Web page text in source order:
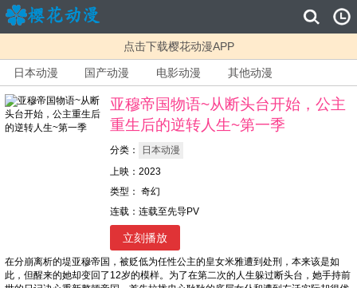
点击下载樱花动漫APP
日本动漫 国产动漫 电影动漫 其他动漫
亚穆帝国物语~从断头台开始，公主
重生后的逆转人生~第一季
分类：
日本动漫
上映：2023
类型： 奇幻
连载：连载至先导PV
立刻播放
在分崩离析的堤亚穆帝国，被贬低为任性公主的皇女米雅遭到处刑，本来该是如
此，但醒来的她却变回了12岁的模样。为了在第二次的人生躲过断头台，她手持前